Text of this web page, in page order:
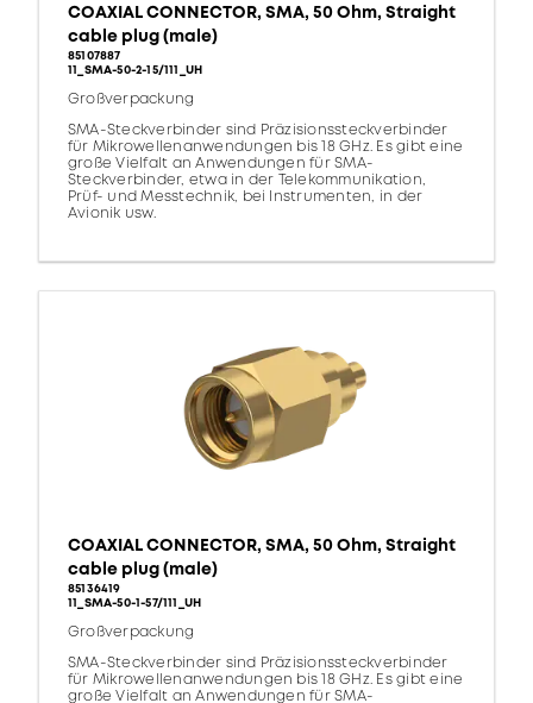
COAXIAL CONNECTOR, SMA, 50 Ohm, Straight
cable plug (male)
85107887
11_SMA-50-2-15/111_UH
Großverpackung
SMA-Steckverbinder sind Präzisionssteckverbinder
für Mikrowellenanwendungen bis 18 GHz. Es gibt eine
große Vielfalt an Anwendungen für SMA-
Steckverbinder, etwa in der Telekommunikation,
Prüf- und Messtechnik, bei Instrumenten, in der
Avionik usw.
COAXIAL CONNECTOR, SMA, 50 Ohm, Straight
cable plug (male)
85136419
11_SMA-50-1-57/111_UH
Großverpackung
SMA-Steckverbinder sind Präzisionssteckverbinder
für Mikrowellenanwendungen bis 18 GHz. Es gibt eine
große Vielfalt an Anwendungen für SMA-